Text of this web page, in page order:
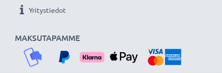
MAKSUTAPAMME
Yritystiedot